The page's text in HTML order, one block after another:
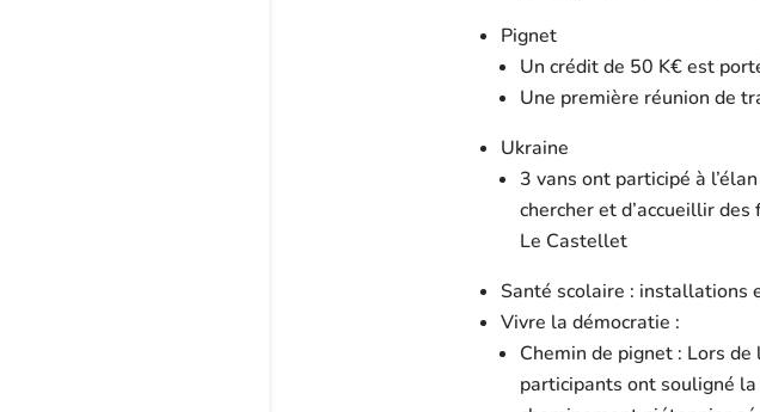
Pignet
Un crédit de 50 K€ est
Une première réunion de
Ukraine
3 vans ont participé à
chercher et d’accueillir
Le Castellet
Santé scolaire : installations
Vivre la démocratie :
Chemin de pignet : Lors
participants ont souligné